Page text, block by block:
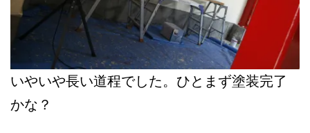
いやいや長い道程でした。ひとまず塗装完了
かな？